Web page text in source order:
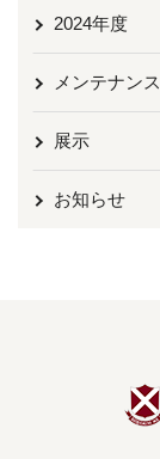
2024年度
メンテナンス
展示
お知らせ